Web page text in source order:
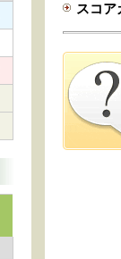
スコア